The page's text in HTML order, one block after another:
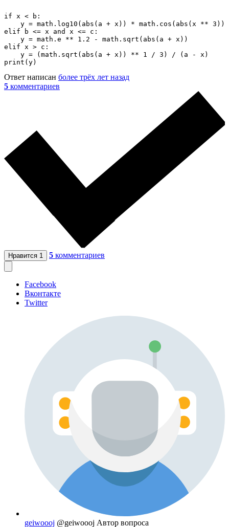
if x < b:
    y = math.log10(abs(a + x)) * math.cos(abs(x ** 3))
elif b <= x and x <= c:
    y = math.e ** 1.2 - math.sqrt(abs(a + x))
elif x > c:
    y = (math.sqrt(abs(a + x)) ** 1 / 3) / (a - x)
print(y)
Ответ написан более трёх лет назад
5 комментариев
Нравится 1 5 комментариев
Facebook
Вконтакте
Twitter
geiwoooj @geiwoooj Автор вопроса